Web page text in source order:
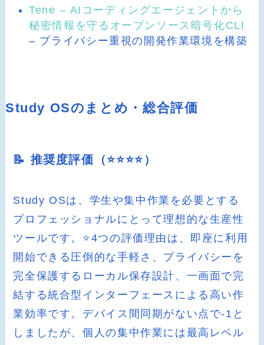
Tene – AIコーディングエージェントから
秘密情報を守るオープンソース暗号化CLI
– プライバシー重視の開発作業環境を構築
Study OSのまとめ・総合評価
📝 推奨度評価（⭐️⭐️⭐️⭐️）
Study OSは、学生や集中作業を必要とする
プロフェッショナルにとって理想的な生産性
ツールです。⭐️4つの評価理由は、即座に利用
開始できる圧倒的な手軽さ、プライバシーを
完全保護するローカル保存設計、一画面で完
結する統合型インターフェースによる高い作
業効率です。デバイス間同期がない点で-1と
しましたが、個人の集中作業には最高レベル